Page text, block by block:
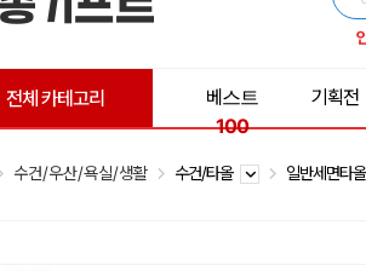
전체 카테고리
베스트
100
기획전
수건/우산/욕실/생활 수건/타올 일반세면타